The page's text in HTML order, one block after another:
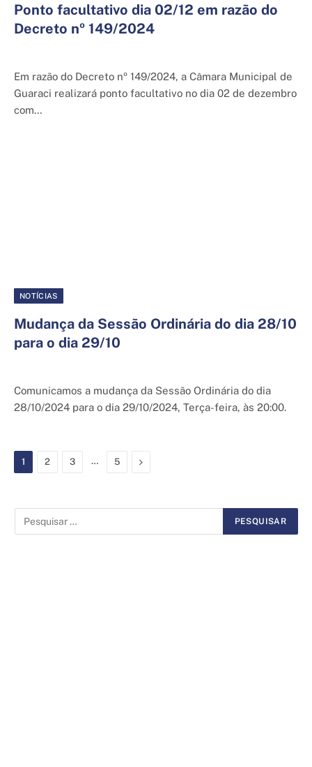
Ponto facultativo dia 02/12 em razão do
Decreto nº 149/2024
Em razão do Decreto nº 149/2024, a Câmara Municipal de
Guaraci realizará ponto facultativo no dia 02 de dezembro
com…
NOTÍCIAS
Mudança da Sessão Ordinária do dia 28/10
para o dia 29/10
Comunicamos a mudança da Sessão Ordinária do dia
28/10/2024 para o dia 29/10/2024, Terça-feira, às 20:00.
1 2 3 … 5 Next